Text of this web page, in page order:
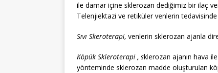
ile damar içine sklerozan dediğimiz bir ilaç
Telenjiektazi ve retiküler venlerin
Sıvı Skeroterapi, venlerin sklerozan ajanla
Köpük Skleroterapi , sklerozan ajanın hava
yönteminde sklerozan madde oluşturulan